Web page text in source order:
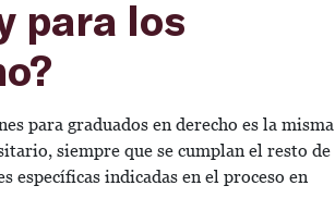
para los
para graduados en derecho es la misma
siempre que se cumplan el resto de
específicas indicadas en el proceso en